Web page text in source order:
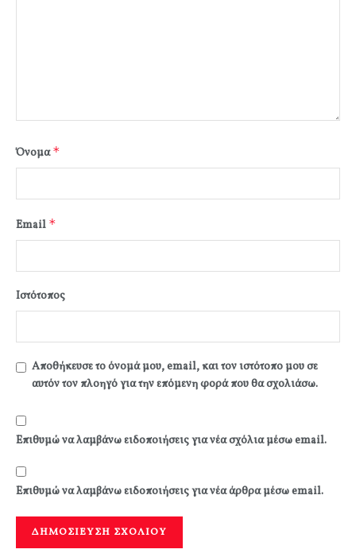
Όνομα*
Email *
Ιστότοπος
Αποθήκευσε το όνομά μου, email, και τον ιστότοπο μου σε
αυτόν τον πλοηγό για την επόμενη φορά που θα σχολιάσω.
Επιθυμώ να λαμβάνω ειδοποιήσεις για νέα σχόλια μέσω email.
Επιθυμώ να λαμβάνω ειδοποιήσεις για νέα άρθρα μέσω email.